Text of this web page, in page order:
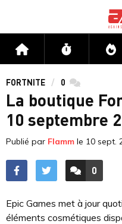
Accueil Flux
FORTNITE 0 commentaires
La boutique
10 septembre
Publié par Flamm le 10 sept.
0
Epic Games met à jour
éléments cosmétiques